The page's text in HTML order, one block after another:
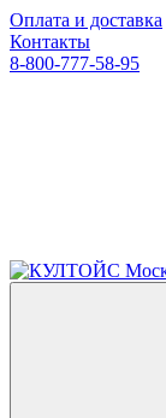
Оплата и доставка
Контакты
8-800-777-58-95